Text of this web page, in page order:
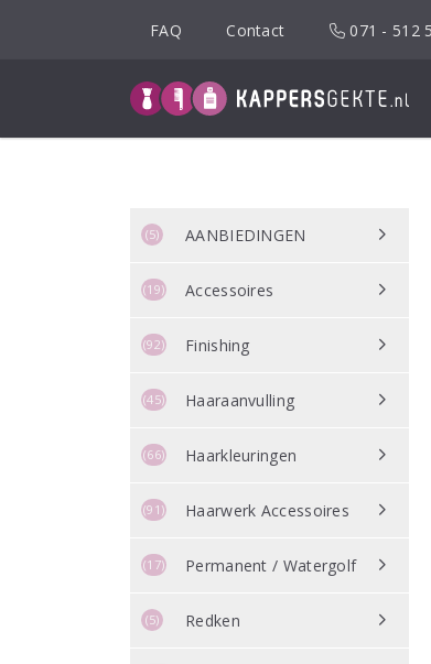
FAQ Contact 071 - 512
AANBIEDINGEN
(5)
Accessoires
(19)
Finishing
(92)
Haaraanvulling
(45)
Haarkleuringen
(66)
Haarwerk Accessoires
(91)
Permanent / Watergolf
(17)
Redken
(5)